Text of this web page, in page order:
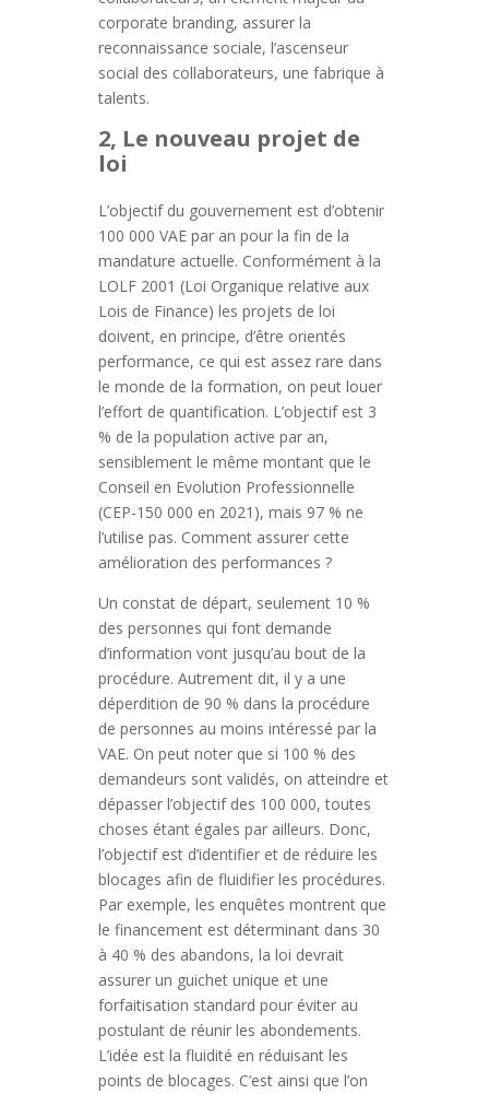
corporate branding, assurer la
reconnaissance sociale, l’ascenseur
social des collaborateurs, une fabrique à
talents.
2, Le nouveau projet de
loi
L’objectif du gouvernement est d’obtenir
100 000 VAE par an pour la fin de la
mandature actuelle. Conformément à la
LOLF 2001 (Loi Organique relative aux
Lois de Finance) les projets de loi
doivent, en principe, d’être orientés
performance, ce qui est assez rare dans
le monde de la formation, on peut louer
l’effort de quantification. L’objectif est 3
% de la population active par an,
sensiblement le même montant que le
Conseil en Evolution Professionnelle
(CEP-150 000 en 2021), mais 97 % ne
l’utilise pas. Comment assurer cette
amélioration des performances ?
Un constat de départ, seulement 10 %
des personnes qui font demande
d’information vont jusqu’au bout de la
procédure. Autrement dit, il y a une
déperdition de 90 % dans la procédure
de personnes au moins intéressé par la
VAE. On peut noter que si 100 % des
demandeurs sont validés, on atteindre et
dépasser l’objectif des 100 000, toutes
choses étant égales par ailleurs. Donc,
l’objectif est d’identifier et de réduire les
blocages afin de fluidifier les procédures.
Par exemple, les enquêtes montrent que
le financement est déterminant dans 30
à 40 % des abandons, la loi devrait
assurer un guichet unique et une
forfaitisation standard pour éviter au
postulant de réunir les abondements.
L’idée est la fluidité en réduisant les
points de blocages. C’est ainsi que l’on